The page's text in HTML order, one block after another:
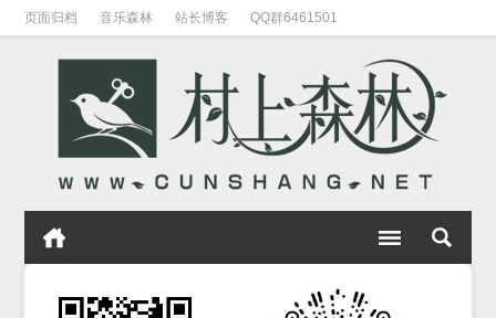
页面归档 音乐森林 站长博客 QQ群6461501